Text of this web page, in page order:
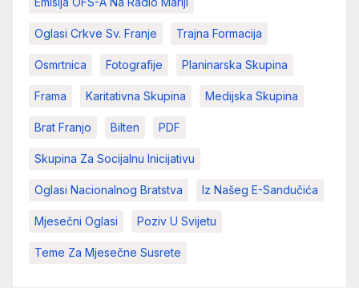
Oglasi Crkve Sv. Franje Trajna Formacija
Osmrtnica Fotografije Planinarska Skupina
Frama Karitativna Skupina Medijska Skupina
Brat Franjo Bilten PDF
Skupina Za Socijalnu Inicijativu
Oglasi Nacionalnog Bratstva Iz Našeg E-Sandučića
Mjesečni Oglasi Poziv U Svijetu
Teme Za Mjesečne Susrete